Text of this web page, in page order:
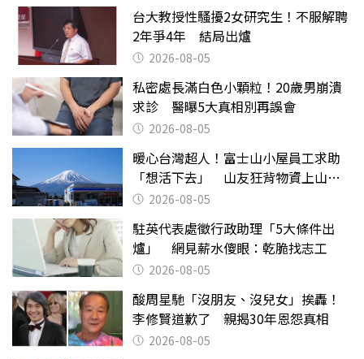
台大教授性騷擾2女研究生！不服解聘
2年爭4年 結局出爐
2026-08-05
私密處長滿白色小顆粒！20歲男崩潰
求診 醫曝5大真相別再誤會
2026-08-05
暖心台灣超人！富士山小屋員工求助
「想活下去」 山友狂背物資上山：
台灣真的是寶島
2026-08-05
駐英代表處徵行政助理「5大條件出
爐」 網見薪水傻眼：乾脆找志工
2026-08-05
酸周星馳「沒朋友、沒兒女」挨轟！
李修賢道歉了 親揭30年恩怨真相
2026-08-05